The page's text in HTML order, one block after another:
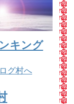
キング